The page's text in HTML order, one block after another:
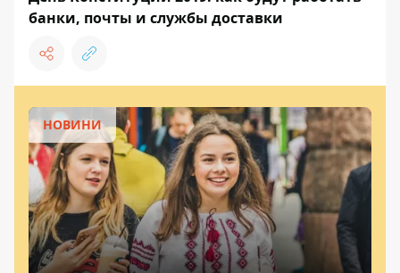
банки, почты и службы доставки
НОВИНИ